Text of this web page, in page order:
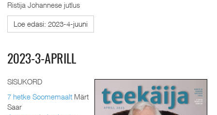
Ristija Johannese jutlus
Loe edasi: 2023-4-juuni
2023-3-APRILL
SISUKORD
7 hetke Soomemaalt Märt
Saar